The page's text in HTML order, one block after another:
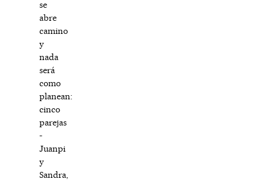
se
abre
camino
y
nada
será
como
planean:
cinco
parejas
-
Juanpi
y
Sandra,